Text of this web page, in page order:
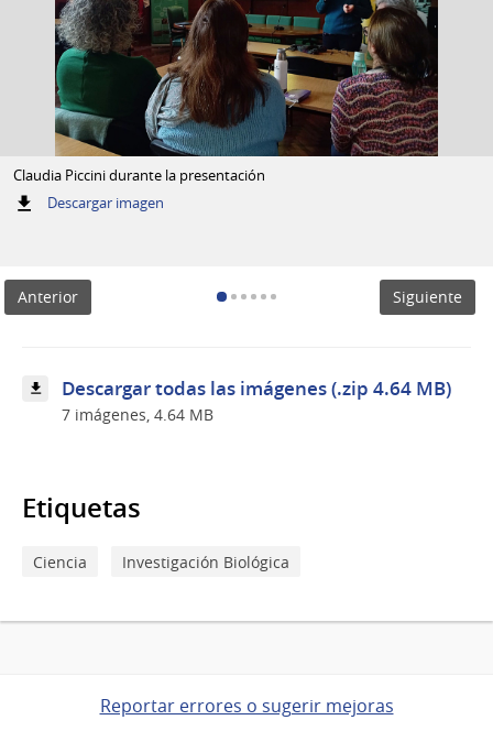
Claudia Piccini durante la presentación
Descargar imagen:
presentación
Anterior Siguiente
Descargar todas las imágenes (.zip 4.64 MB)
7 imágenes, 4.64 MB
Etiquetas
Ciencia Investigación Biológica
Reportar errores o sugerir mejoras